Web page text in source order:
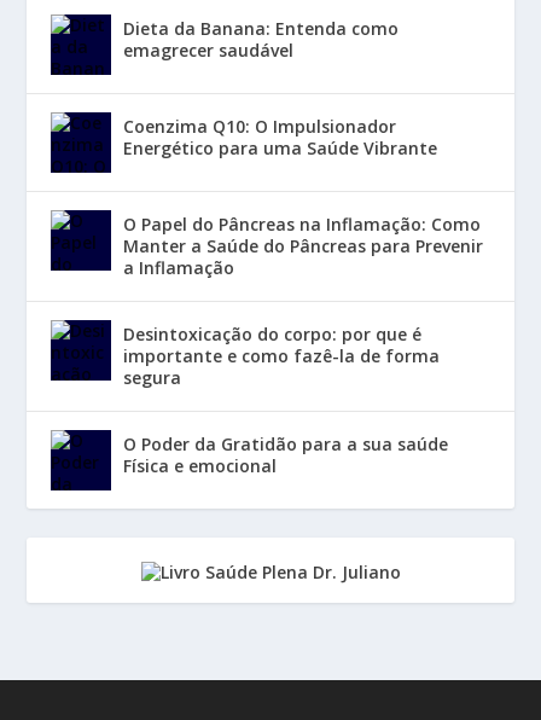
Dieta da Banana: Entenda como
emagrecer saudável
Coenzima Q10: O Impulsionador
Energético para uma Saúde Vibrante
O Papel do Pâncreas na Inflamação: Como
Manter a Saúde do Pâncreas para Prevenir
a Inflamação
Desintoxicação do corpo: por que é
importante e como fazê-la de forma
segura
O Poder da Gratidão para a sua saúde
Física e emocional